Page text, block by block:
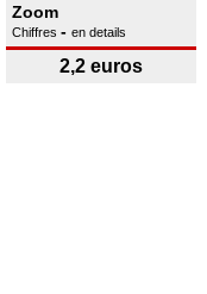
Zoom
Chiffres - en details
2,2 euros